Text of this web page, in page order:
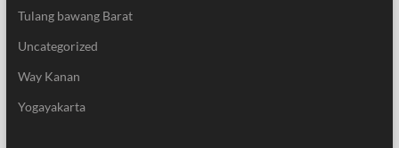
Tulang bawang Barat
Uncategorized
Way Kanan
Yogayakarta